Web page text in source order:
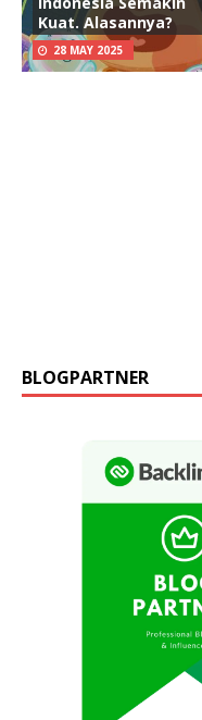
Kuat. Alasannya?
28 MAY 2025
BLOGPARTNER